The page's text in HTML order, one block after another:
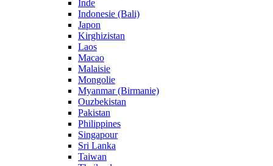
Inde
Indonesie (Bali)
Japon
Kirghizistan
Laos
Macao
Malaisie
Mongolie
Myanmar (Birmanie)
Ouzbekistan
Pakistan
Philippines
Singapour
Sri Lanka
Taiwan